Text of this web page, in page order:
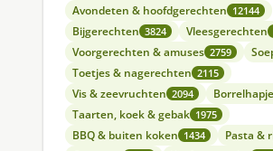
Avondeten & hoofdgerechten 12144
Bijgerechten 3824 Vleesgerechten
Voorgerechten & amuses 2759
Toetjes & nagerechten 2115
Vis & zeevruchten 2094
Taarten, koek & gebak 1975
BBQ & buiten koken 1434 Pasta &